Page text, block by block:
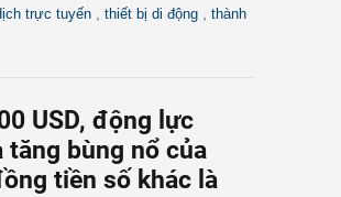
trực tuyến thiết bị di động
thành
USD, động lực
bùng nổ của
tiền số khác là